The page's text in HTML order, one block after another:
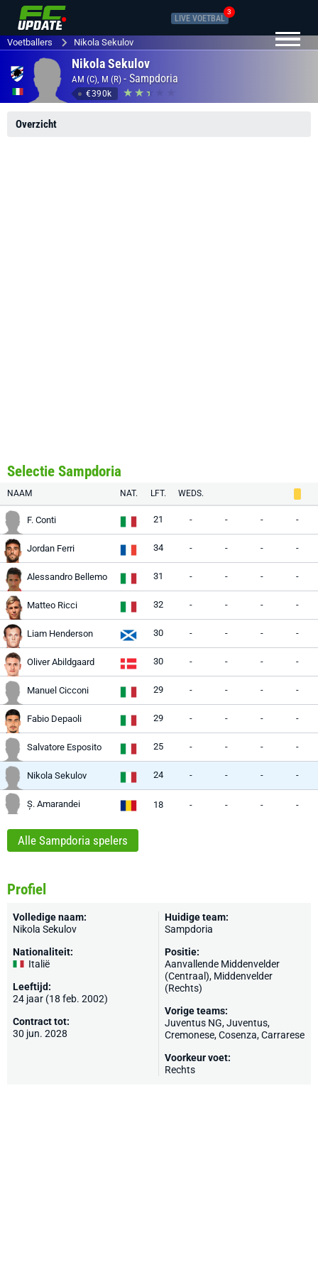
LIVE VOETBAL
3
Voetballers Nikola Sekulov
Nikola Sekulov
AM (C), M (R) - Sampdoria
€390k
Overzicht
Selectie Sampdoria
NAAM NAT. LFT. WEDS.
F. Conti 21 - - - -
Jordan Ferri 34 - - - -
Alessandro Bellemo 31 - - - -
Matteo Ricci 32 - - - -
Liam Henderson 30 - - - -
Oliver Abildgaard 30 - - - -
Manuel Cicconi 29 - - - -
Fabio Depaoli 29 - - - -
Salvatore Esposito 25 - - - -
Nikola Sekulov 24 - - - -
Ș. Amarandei 18 - - - -
Alle Sampdoria spelers
Profiel
Volledige naam:
Nikola Sekulov
Nationaliteit:
Italië
Leeftijd:
24 jaar (18 feb. 2002)
Contract tot:
30 jun. 2028
Huidige team:
Sampdoria
Positie:
Aanvallende Middenvelder
(Centraal), Middenvelder
(Rechts)
Vorige teams:
Juventus NG,Juventus,
Cremonese,Cosenza,Carrarese
Voorkeur voet:
Rechts